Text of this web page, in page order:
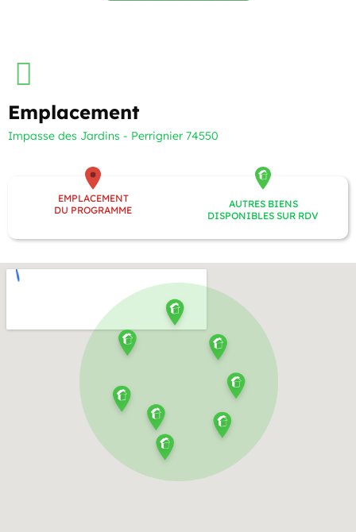
Emplacement
Impasse des Jardins - Perrignier 74550
EMPLACEMENT
DU PROGRAMME
AUTRES BIENS
DISPONIBLES SUR RDV